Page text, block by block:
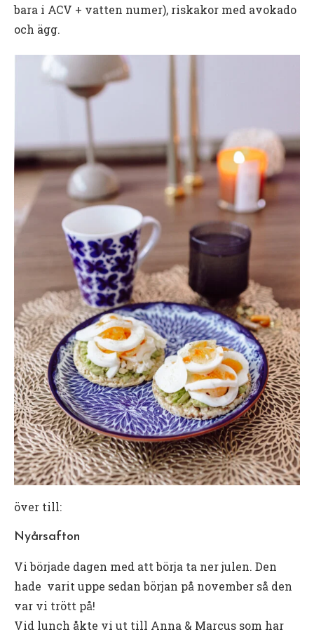
bara i ACV + vatten numer), riskakor med avokado
och ägg.
över till:
Nyårsafton
Vi började dagen med att börja ta ner julen. Den
hade varit uppe sedan början på november så den
var vi trött på!
Vid lunch åkte vi ut till Anna & Marcus som har